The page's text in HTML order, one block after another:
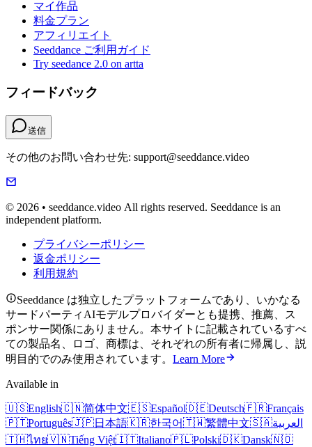
マイ作品
料金プラン
アフィリエイト
Seeddance ご利用ガイド
Try seedance 2.0 on artta
フィードバック
送信
その他のお問い合わせ先: support@seeddance.video
© 2026 • seeddance.video All rights reserved. Seeddance is an
independent platform.
プライバシーポリシー
返金ポリシー
利用規約
Seeddance は独立したプラットフォームであり、いかなる
サードパーティAIモデルプロバイダーとも提携、推薦、ス
ポンサー関係にありません。本サイトに記載されているすべ
ての製品名、ロゴ、商標は、それぞれの所有者に帰属し、説
明目的でのみ使用されています。 Learn More
Available in
🇺🇸English🇨🇳简体中文🇪🇸Español🇩🇪Deutsch🇫🇷Français
🇵🇹Português🇯🇵日本語🇰🇷한국어🇹🇼繁體中文🇸🇦العربية
🇹🇭ไทย🇻🇳Tiếng Việt🇮🇹Italiano🇵🇱Polski🇩🇰Dansk🇳🇴